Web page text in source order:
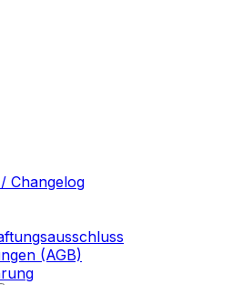
Changelog
(AGB)